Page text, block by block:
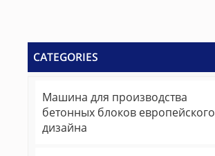
CATEGORIES
Машина для производства
бетонных блоков европейского
дизайна